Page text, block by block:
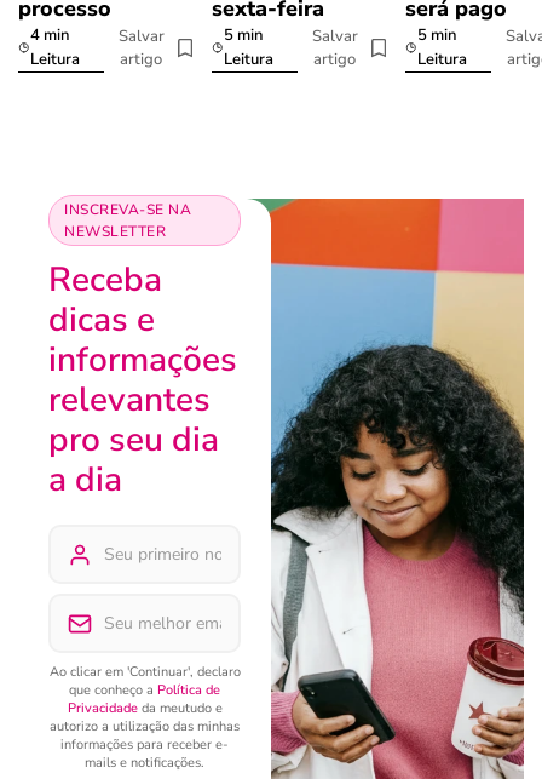
processo
4 min
Leitura
Salvar
artigo
sexta-feira
5 min
Leitura
Salvar
artigo
será pago
5 min
Leitura
INSCREVA-SE NA
NEWSLETTER
Receba
dicas e
informações
relevantes
pro seu dia
a dia
Ao clicar em 'Continuar', declaro
que conheço a Política de
Privacidadeda meutudo e
autorizo a utilização das minhas
informações para receber e-
mails e notificações.